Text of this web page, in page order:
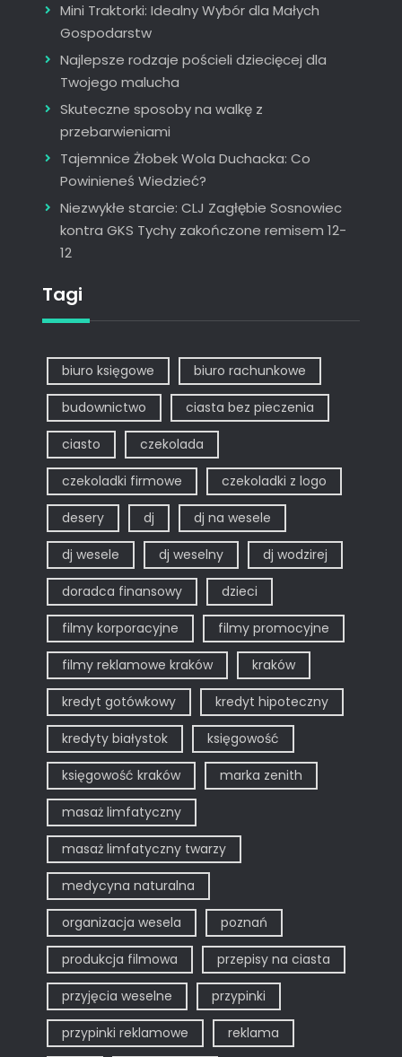
Mini Traktorki: Idealny Wybór dla Małych
Gospodarstw
Najlepsze rodzaje pościeli dziecięcej dla
Twojego malucha
Skuteczne sposoby na walkę z
przebarwieniami
Tajemnice Żłobek Wola Duchacka: Co
Powinieneś Wiedzieć?
Niezwykłe starcie: CLJ Zagłębie Sosnowiec
kontra GKS Tychy zakończone remisem 12-
12
Tagi
biuro księgowe biuro rachunkowe
budownictwo ciasta bez pieczenia
ciasto czekolada
czekoladki firmowe czekoladki z logo
desery dj dj na wesele
dj wesele dj weselny dj wodzirej
doradca finansowy dzieci
filmy korporacyjne filmy promocyjne
filmy reklamowe kraków kraków
kredyt gotówkowy kredyt hipoteczny
kredyty białystok księgowość
księgowość kraków marka zenith
masaż limfatyczny
masaż limfatyczny twarzy
medycyna naturalna
organizacja wesela poznań
produkcja filmowa przepisy na ciasta
przyjęcia weselne przypinki
przypinki reklamowe reklama